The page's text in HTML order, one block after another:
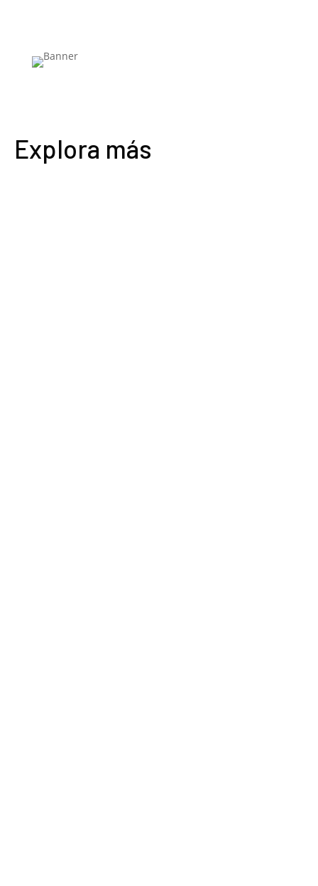
Explora más